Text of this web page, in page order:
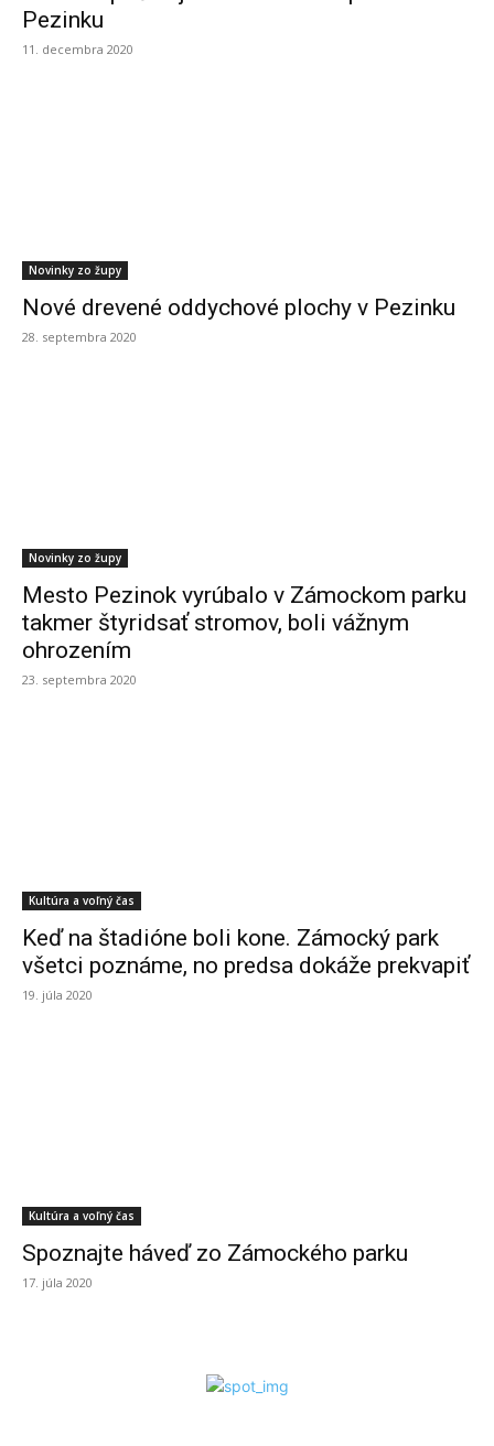
Pezinku
11. decembra 2020
Novinky zo župy
Nové drevené oddychové plochy v Pezinku
28. septembra 2020
Novinky zo župy
Mesto Pezinok vyrúbalo v Zámockom parku
takmer štyridsať stromov, boli vážnym
ohrozením
23. septembra 2020
Kultúra a voľný čas
Keď na štadióne boli kone. Zámocký park
všetci poznáme, no predsa dokáže prekvapiť
19. júla 2020
Kultúra a voľný čas
Spoznajte háveď zo Zámockého parku
17. júla 2020